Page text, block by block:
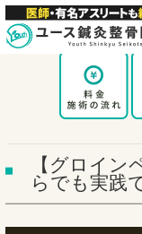
【グロイン
らでも実践